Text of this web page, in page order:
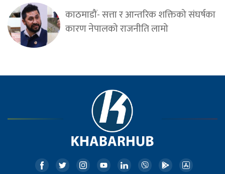
काठमाडौं- सत्ता र आन्तरिक शक्तिको संघर्षका
कारण नेपालको राजनीति लामो